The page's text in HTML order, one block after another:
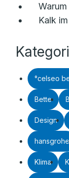
Kalk
°celseo
Bette
Design
hansgrohe
Klima